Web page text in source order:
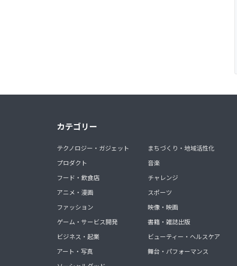
カテゴリー
テクノロジー・ガジェット
プロダクト
フード・飲食店
アニメ・漫画
ファッション
ゲーム・サービス開発
ビジネス・起業
アート・写真
まちづくり・地域活性化
音楽
チャレンジ
スポーツ
映像・映画
書籍・雑誌出版
ビューティー・ヘルスケア
舞台・パフォーマンス